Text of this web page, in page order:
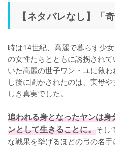
【ネタバレなし】「
時は14世紀、高麗で暮らす少
の女性たちとともに誘拐され
いた高麗の世子ワン・ユに救
し後に聞かされたのは、実母
しき真実でした。
追われる身となったヤンは
ンとして生きることに。そし
な戦果を挙げるほどの弓の名手